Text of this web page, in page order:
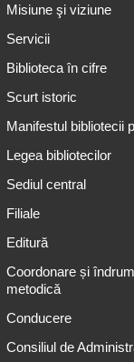
Misiune şi viziune
Servicii
Biblioteca în cifre
Scurt istoric
Manifestul bibliotecii
Legea bibliotecilor
Sediul central
Filiale
Editură
Coordonare și
metodică
Conducere
Consiliul de